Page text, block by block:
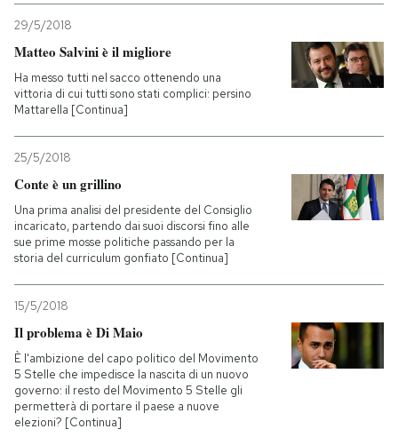
29/5/2018
Matteo Salvini è il migliore
Ha messo tutti nel sacco ottenendo una
vittoria di cui tutti sono stati complici: persino
Mattarella [Continua]
25/5/2018
Conte è un grillino
Una prima analisi del presidente del Consiglio
incaricato, partendo dai suoi discorsi fino alle
sue prime mosse politiche passando per la
storia del curriculum gonfiato [Continua]
15/5/2018
Il problema è Di Maio
È l'ambizione del capo politico del Movimento
5 Stelle che impedisce la nascita di un nuovo
governo: il resto del Movimento 5 Stelle gli
permetterà di portare il paese a nuove
elezioni? [Continua]